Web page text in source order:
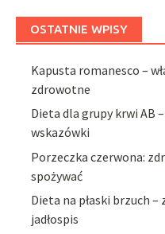
OSTATNIE WPISY
Kapusta romanesco –
zdrowotne
Dieta dla grupy krwi AB
wskazówki
Porzeczka czerwona:
spożywać
Dieta na płaski brzuch –
jadłospis